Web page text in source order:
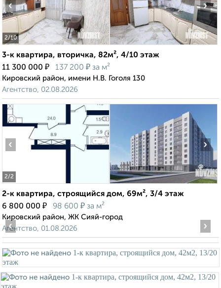
2/10
‹ ›
3-к квартира, вторичка, 82м², 4/10 этаж
11 300 000 ₽ 137 200 ₽ за м²
Кировский район, имени Н.В. Гоголя 130
Агентство, 02.08.2026
2/2
‹ ›
2-к квартира, строящийся дом, 69м², 3/4 этаж
6 800 000 ₽ 98 600 ₽ за м²
Кировский район, ЖК Сияй-город
Агентство, 01.08.2026
‹ ›